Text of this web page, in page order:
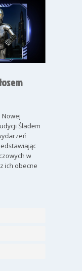
Śladem
w
ich obecne